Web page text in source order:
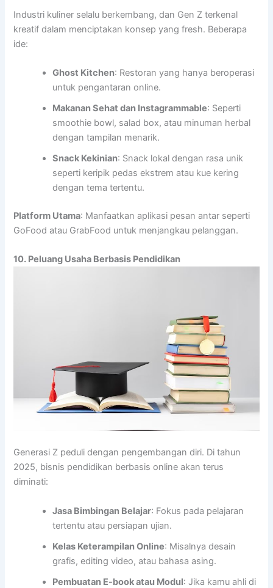
Industri kuliner selalu berkembang, dan Gen Z terkenal
kreatif dalam menciptakan konsep yang fresh. Beberapa
ide:
Ghost Kitchen: Restoran yang hanya beroperasi
untuk pengantaran online.
Makanan Sehat dan Instagrammable: Seperti
smoothie bowl, salad box, atau minuman herbal
dengan tampilan menarik.
Snack Kekinian: Snack lokal dengan rasa unik
seperti keripik pedas ekstrem atau kue kering
dengan tema tertentu.
Platform Utama: Manfaatkan aplikasi pesan antar seperti
GoFood atau GrabFood untuk menjangkau pelanggan.
10. Peluang Usaha Berbasis Pendidikan
Generasi Z peduli dengan pengembangan diri. Di tahun
2025, bisnis pendidikan berbasis online akan terus
diminati:
Jasa Bimbingan Belajar: Fokus pada pelajaran
tertentu atau persiapan ujian.
Kelas Keterampilan Online: Misalnya desain
grafis, editing video, atau bahasa asing.
Pembuatan E-book atau Modul: Jika kamu ahli di